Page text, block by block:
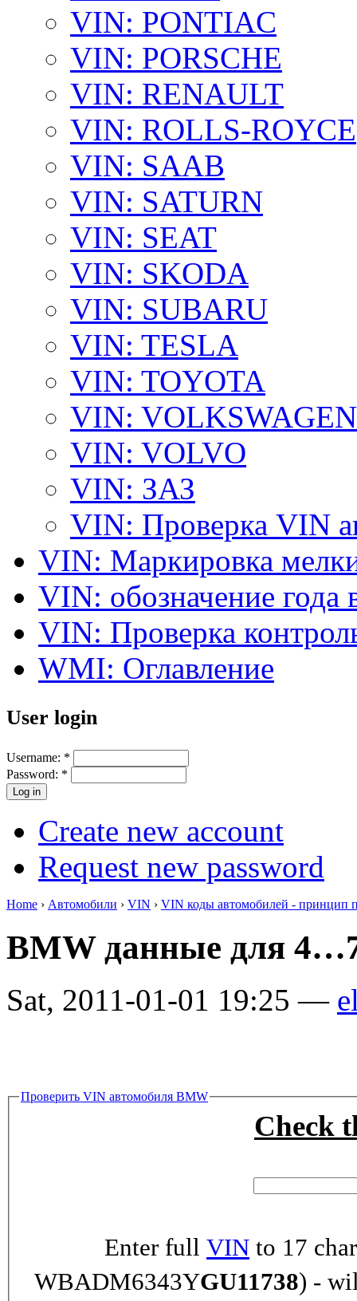
VIN: PONTIAC
VIN: PORSCHE
VIN: RENAULT
VIN: ROLLS-ROYCE
VIN: SAAB
VIN: SATURN
VIN: SEAT
VIN: SKODA
VIN: SUBARU
VIN: TESLA
VIN: TOYOTA
VIN: VOLKSWAGEN
VIN: VOLVO
VIN: ЗАЗ
VIN: Проверка VIN
VIN: Маркировка
VIN: обозначение года
VIN: Проверка
WMI: Оглавление
User login
Username: *
Password: *
Create new account
Request new password
Home › Автомобили › VIN › VIN коды автомобилей - принцип
BMW данные для
Sat, 2011-01-01 19:25 —
Проверить VIN автомобиля BMW
Check
Enter full VIN to 17
WBADM6343YGU11738) -